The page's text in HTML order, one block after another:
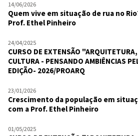
14/06/2026
Quem vive em situação de rua no
Prof. Ethel Pinheiro
24/04/2025
CURSO DE EXTENSÃO
CULTURA - PENSANDO AMBIÊNCIAS
EDIÇÃO- 2026/PROARQ
23/01/2026
Crescimento da população em
com a Prof. Ethel Pinheiro
01/05/2025